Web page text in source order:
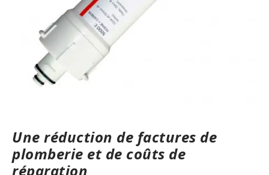
Une réduction de factures de
plomberie et de coûts de
réparation